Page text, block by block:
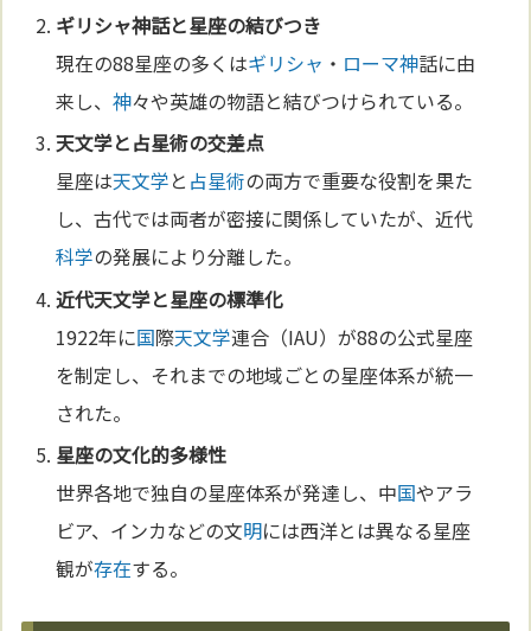
ギリシャ神話と星座の結びつき
現在の88星座の多くはギリシャ ・ ローマ神話に由
来し、神々や英雄の物語と結びつけられている。
天文学と占星術の交差点
星座は天文学と 占星術の両方で重要な役割を果た
し、古代では両者が密接に関係していたが、近代
科学の発展により分離した。
近代天文学と星座の標準化
1922年に国際天文学連合（IAU）が88の公式星座
を制定し、それまでの地域ごとの星座体系が統一
された。
星座の文化的多様性
世界各地で独自の星座体系が発達し、中国やアラ
ビア、インカなどの文明には西洋とは異なる星座
観が存在する。